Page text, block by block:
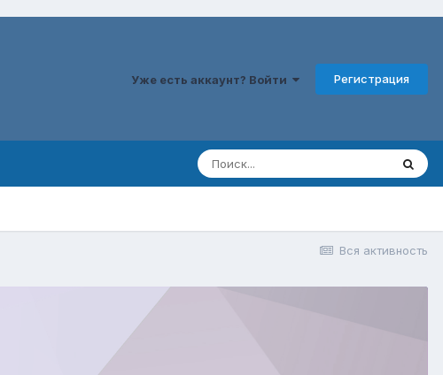
Уже есть аккаунт? Войти Регистрация
Вся активность